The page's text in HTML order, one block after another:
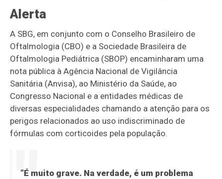
Alerta
A SBG, em conjunto com o Conselho Brasileiro de
Oftalmologia (CBO) e a Sociedade Brasileira de
Oftalmologia Pediátrica (SBOP) encaminharam uma
nota pública à Agência Nacional de Vigilância
Sanitária (Anvisa), ao Ministério da Saúde, ao
Congresso Nacional e a entidades médicas de
diversas especialidades chamando a atenção para os
perigos relacionados ao uso indiscriminado de
fórmulas com corticoides pela população.
“É muito grave. Na verdade, é um problema